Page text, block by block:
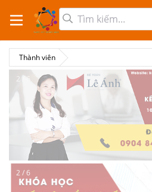
Thành viên
2 / 6
2 / 6